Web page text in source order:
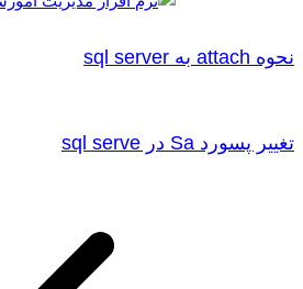
نحوه attach به sql server
تغییر پسورد Sa در sql serve